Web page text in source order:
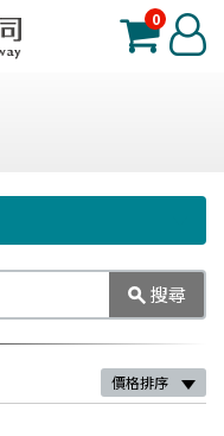
0 登
入
搜尋
價格排序